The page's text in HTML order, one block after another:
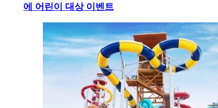
에 어린이 대상 이벤트